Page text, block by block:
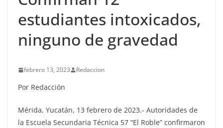
estudiantes intoxicados,
ninguno de gravedad
febrero 13, 2023 Redaccion
Por Redacción
Mérida, Yucatán, 13 febrero de 2023.- Autoridades de
la Escuela Secundaria Técnica 57 “El Roble” confirmaron